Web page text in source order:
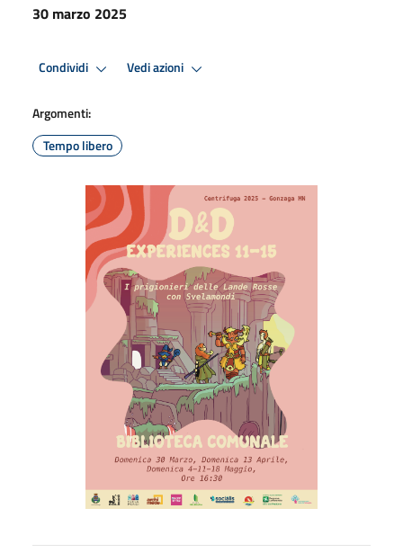
30 marzo 2025
Condividi Vedi azioni
Argomenti:
Tempo libero